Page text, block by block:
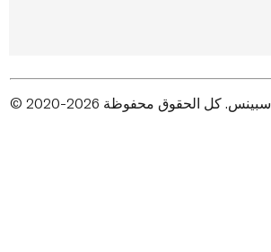
© 2020-2026 سبينس. كل الحقوق محفوظة